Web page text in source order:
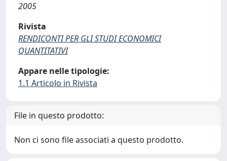
2005
Rivista
RENDICONTI PER GLI STUDI ECONOMICI
QUANTITATIVI
Appare nelle tipologie:
1.1 Articolo in Rivista
File in questo prodotto:
Non ci sono file associati a questo prodotto.